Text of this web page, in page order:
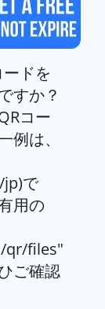
ドを
すか？
コー
例は、
で
用の
qr/files"
ご確認